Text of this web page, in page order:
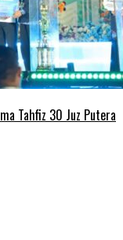
Tahfiz 30 Juz Putera